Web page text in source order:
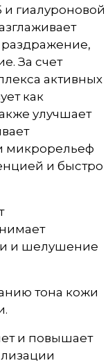
гиалуроновой
раздражение,
За счет
активных
как
улучшает
микрорельеф
и быстро
и шелушение
тона кожи
и повышает